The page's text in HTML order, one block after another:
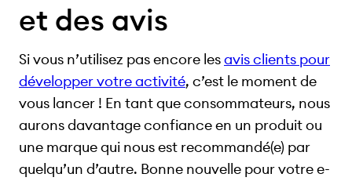
et des avis
Si vous n’utilisez pas encore lesavis clients pour
développer votre activité, c’est le moment de
vous lancer ! En tant que consommateurs, nous
aurons davantage confiance en un produit ou
une marque qui nous est recommandé(e) par
quelqu’un d’autre. Bonne nouvelle pour votre e-